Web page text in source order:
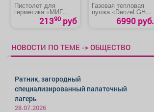
Пистолет для
герметика «МИГ
R5606-2»21390 руб
Газовая тепловая
пушка «Denzel GHG-
15» 6990 руб.
НОВОСТИ ПО ТЕМЕ -> ОБЩЕСТВО
Ратник, загородный
специализированный палаточный
лагерь
28.07.2026